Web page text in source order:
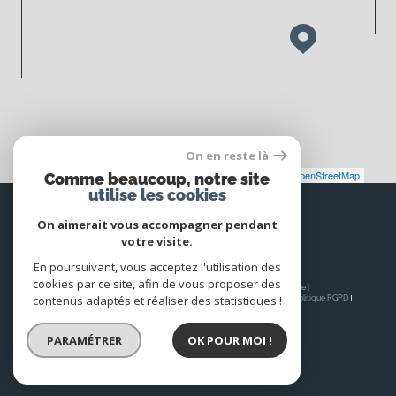
Leaflet|©JawgMaps © OpenStreetMap
Espace
PROPRIÉTAIRE
Se connecter
© 2026 | Tous droits réservés | Traduction powered by Google |
Nos honoraires
Plan du site Mentions légales Admin Nos liens
Politique RGPD
On en reste là
Comme beaucoup, notre site
utilise les cookies
On aimerait vous accompagner pendant
votre visite.
En poursuivant, vous acceptez l'utilisation des
cookies par ce site, afin de vous proposer des
contenus adaptés et réaliser des statistiques !
PARAMÉTRER OK POUR MOI !